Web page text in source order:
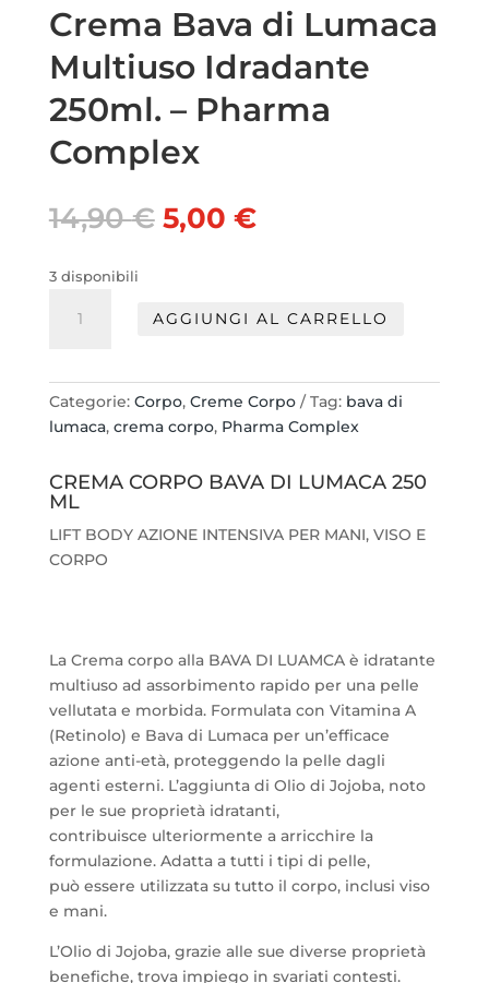
Crema Bava di Lumaca
Multiuso Idradante
250ml. – Pharma
Complex
14,90€ Il
prezzo
14,90 €.
5,00 €Il
5,00 €.
3 disponibili
Bava
Multiuso
Idradante
-
Pharma
Complex
quantità
AGGIUNGI AL CARRELLO
Categorie: Corpo, Creme Corpo Tag: bava di
lumaca, crema corpo, Pharma Complex
CREMA CORPO BAVA DI LUMACA 250
ML
LIFT BODY AZIONE INTENSIVA PER MANI, VISO E
CORPO
La Crema corpo alla BAVA DI LUAMCA è idratante
multiuso ad assorbimento rapido per una pelle
vellutata e morbida. Formulata con Vitamina A
(Retinolo) e Bava di Lumaca per un’efficace
azione anti-età, proteggendo la pelle dagli
agenti esterni. L’aggiunta di Olio di Jojoba, noto
per le sue proprietà idratanti,
contribuisce ulteriormente a arricchire la
formulazione. Adatta a tutti i tipi di pelle,
può essere utilizzata su tutto il corpo, inclusi viso
e mani.
L’Olio di Jojoba, grazie alle sue diverse proprietà
benefiche, trova impiego in svariati contesti.